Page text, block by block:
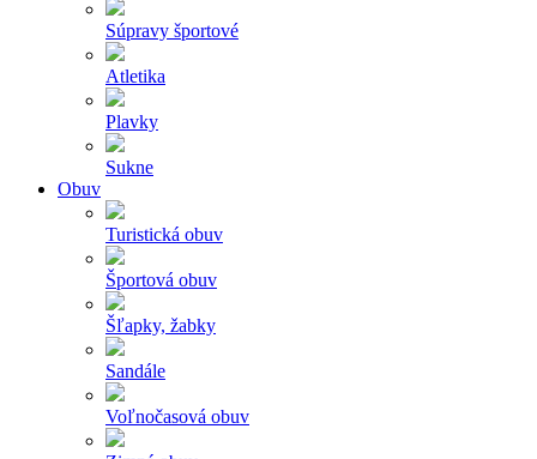
Súpravy športové
Atletika
Plavky
Sukne
Obuv
Turistická obuv
Športová obuv
Šľapky, žabky
Sandále
Voľnočasová obuv